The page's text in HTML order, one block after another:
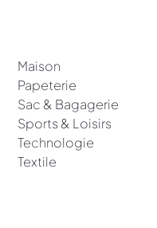
Maison
Papeterie
Sac & Bagagerie
Sports & Loisirs
Technologie
Textile